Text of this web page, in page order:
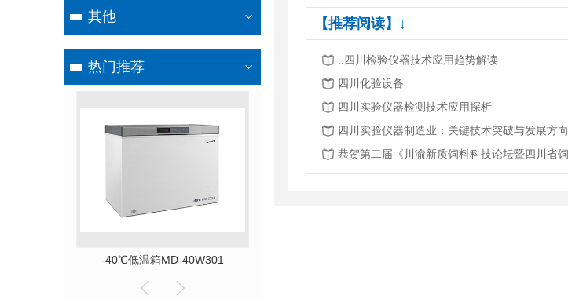
其他
热门推荐
-40℃低温箱MD-40W301
【推荐阅读】↓
..四川检验仪器技术应用趋势解读
四川化验设备
四川实验仪器检测技术应用探析
四川实验仪器制造业：关键技术突破与发展方向